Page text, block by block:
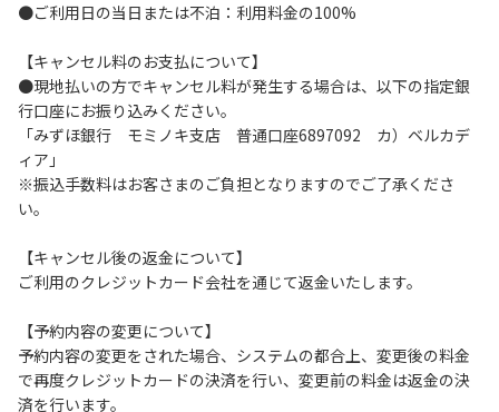
３．客室内は全室禁煙です。
での花火、焚火は厳禁です。
５．その他、火災の原因となるような行為は厳禁です。
【保安上お守りいただきたい事項】
１．ご滞在中にお部屋から出られる際には、施錠をしてくだ
さい。
２．館外へ外出される際は、フロントに鍵をお預けくださ
３．貴重品の管理は各自で行ってください。１階廊下中央に
貴重品ロッカーをご用意しております。
はロビー又はラウンジをご利用ください。
５．２２：００以降の外出は出来ません。２２：００～翌
６：００の間、出入り口は施錠しております。
セキュリティ警備につき、無断で開錠されますと警備会
●ご利用日の当日または不泊：利用料金の100%
【キャンセル料のお支払について】
●現地払いの方でキャンセル料が発生する場合は、以下の指定銀
行口座にお振り込みください。
「みずほ銀行 モミノキ支店 普通口座6897092 カ）ベルカデ
ィア」
※振込手数料はお客さまのご負担となりますのでご了承くださ
い。
【キャンセル後の返金について】
ご利用のクレジットカード会社を通じて返金いたします。
【予約内容の変更について】
予約内容の変更をされた場合、システムの都合上、変更後の料金
で再度クレジットカードの決済を行い、変更前の料金は返金の決
済を行います。